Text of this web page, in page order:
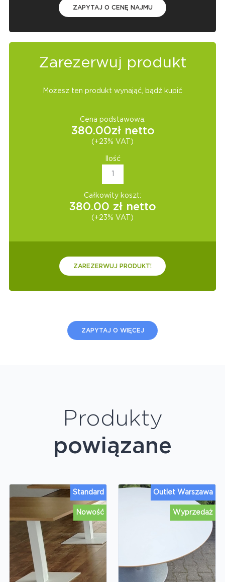
ZAPYTAJ O CENĘ NAJMU
Zarezerwuj produkt
Możesz ten produkt wynająć, bądź kupić
Cena podstawowa:
380.00zł netto
(+23% VAT)
Ilość
Całkowity koszt:
380.00 zł netto
(+23% VAT)
ZAREZERWUJ PRODUKT!
ZAPYTAJ O WIĘCEJ
Produkty
powiązane
Nowość
Standard
Wyprzedaż
Outlet Warszawa